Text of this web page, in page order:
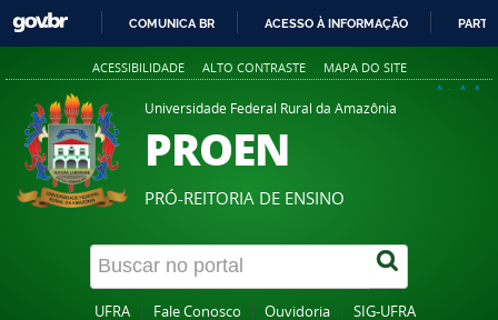
PARA
O
CONTEÚDO
COMUNICA BR ACESSO À INFORMAÇÃO
ACESSIBILIDADE ALTO CONTRASTE MAPA DO SITE
A+ A A-
Universidade Federal Rural da Amazônia
PROEN
PRÓ-REITORIA DE ENSINO
UFRA Fale Conosco Ouvidoria SIG-UFRA